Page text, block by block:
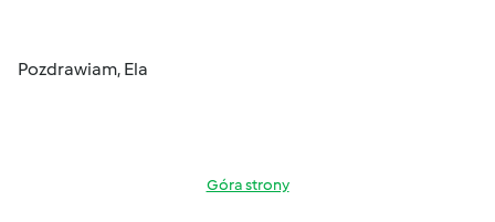
Pozdrawiam, Ela
Góra strony